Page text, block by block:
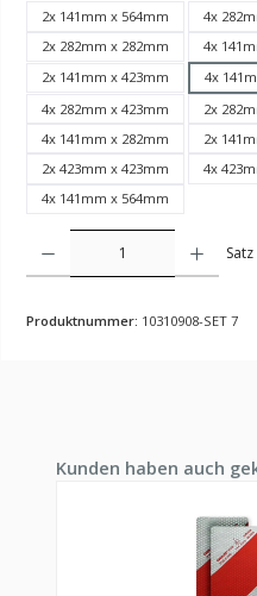
2x 141mm x 564mm
4x
2x 282mm x 282mm
4x
2x 141mm x 423mm
4x
4x 282mm x 423mm
2x
4x 141mm x 282mm
2x
2x 423mm x 423mm
4x
4x 141mm x 564mm
Produkt Anzahl: Gib den gewünschten
Satz
Produktnummer: 10310908-SET 7
Produktgalerie überspringen
Kunden haben auch